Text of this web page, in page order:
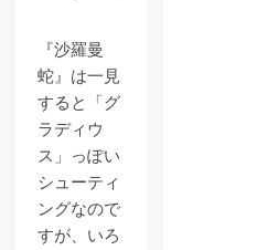
『沙羅曼
蛇』は一見
すると「グ
ラディウ
ス」っぽい
シューティ
ングなので
すが、いろ